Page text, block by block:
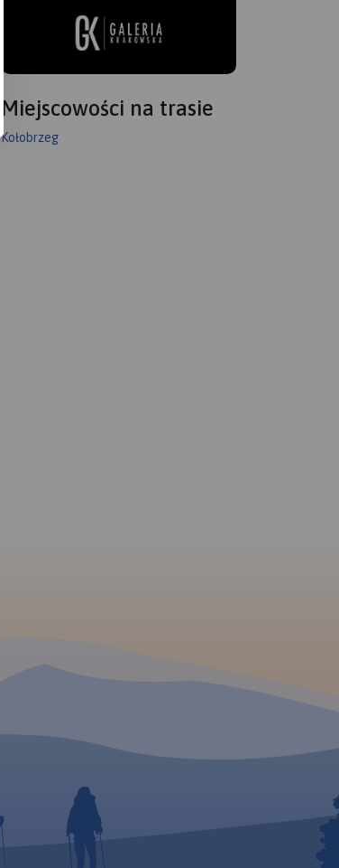
Miejscowości na trasie
Kołobrzeg